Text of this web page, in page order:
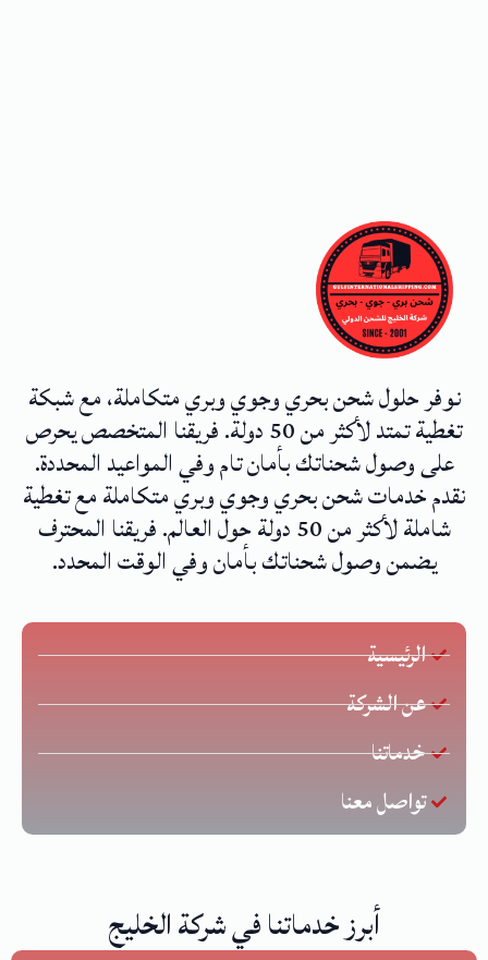
نوفر حلول شحن بحري وجوي وبري متكاملة، مع شبكة
تغطية تمتد لأكثر من 50 دولة. فريقنا المتخصص يحرص
على وصول شحناتك بأمان تام وفي المواعيد المحددة.
نقدم خدمات شحن بحري وجوي وبري متكاملة مع تغطية
شاملة لأكثر من 50 دولة حول العالم. فريقنا المحترف
يضمن وصول شحناتك بأمان وفي الوقت المحدد.
الرئيسية
عن الشركة
خدماتنا
تواصل معنا
أبرز خدماتنا في شركة الخليج